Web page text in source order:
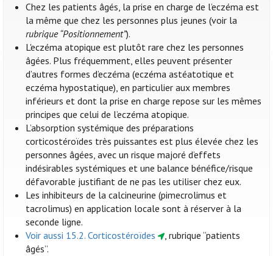
Chez les patients âgés, la prise en charge de l’eczéma est
la même que chez les personnes plus jeunes (voir la
rubrique “Positionnement”).
L'eczéma atopique est plutôt rare chez les personnes
âgées. Plus fréquemment, elles peuvent présenter
d’autres formes d’eczéma (eczéma astéatotique et
eczéma hypostatique), en particulier aux membres
inférieurs et dont la prise en charge repose sur les mêmes
principes que celui de l’eczéma atopique.
L’absorption systémique des préparations
corticostéroïdes très puissantes est plus élevée chez les
personnes âgées, avec un risque majoré d’effets
indésirables systémiques et une balance bénéfice/risque
défavorable justifiant de ne pas les utiliser chez eux.
Les inhibiteurs de la calcineurine (pimecrolimus et
tacrolimus) en application locale sont à réserver à la
seconde ligne.
Voir aussi 15.2. Corticostéroïdes
, rubrique “patients
âgés”.